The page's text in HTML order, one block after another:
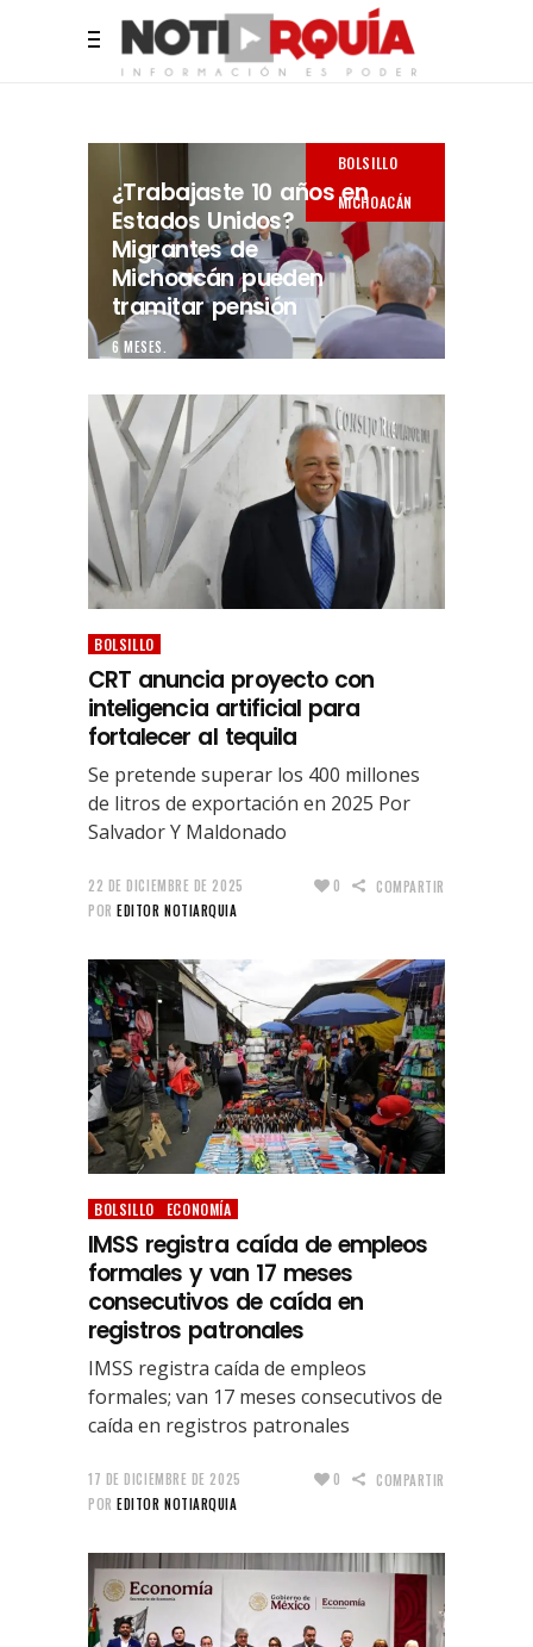
BOLSILLO
MICHOACÁN
¿Trabajaste 10 años en
Estados Unidos?
Migrantes de
Michoacán pueden
tramitar pensión
6 MESES.
BOLSILLO
CRT anuncia proyecto con
inteligencia artificial para
fortalecer al tequila
Se pretende superar los 400 millones
de litros de exportación en 2025 Por
Salvador Y Maldonado
22 DE DICIEMBRE DE 2025
POR EDITOR NOTIARQUIA
0 COMPARTIR
BOLSILLO ECONOMÍA
IMSS registra caída de empleos
formales y van 17 meses
consecutivos de caída en
registros patronales
IMSS registra caída de empleos
formales; van 17 meses consecutivos de
caída en registros patronales
17 DE DICIEMBRE DE 2025
POR EDITOR NOTIARQUIA
0 COMPARTIR